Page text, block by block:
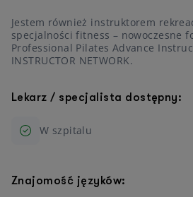
Jestem również instruktorem
specjalności fitness – nowoczesne
Professional Pilates Advance
INSTRUCTOR NETWORK.
Lekarz / specjalista dostępny:
W szpitalu
Znajomość języków: